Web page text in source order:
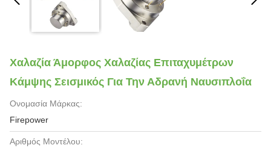
Χαλαζία Άμορφος Χαλαζίας Επιταχυμέτρων
Κάμψης Σεισμικός Για Την Αδρανή Ναυσιπλοΐα
Ονομασία Μάρκας:
Firepower
Αριθμός Μοντέλου: